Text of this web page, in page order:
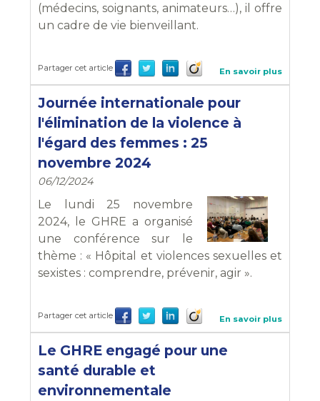
(médecins, soignants, animateurs…), il offre
un cadre de vie bienveillant.
Partager cet article En savoir plus
Journée internationale pour
l'élimination de la violence à
l'égard des femmes : 25
novembre 2024
06/12/2024
Le lundi 25 novembre
2024, le GHRE a organisé
une conférence sur le
thème : « Hôpital et violences sexuelles et
sexistes : comprendre, prévenir, agir ».
Partager cet article En savoir plus
Le GHRE engagé pour une
santé durable et
environnementale